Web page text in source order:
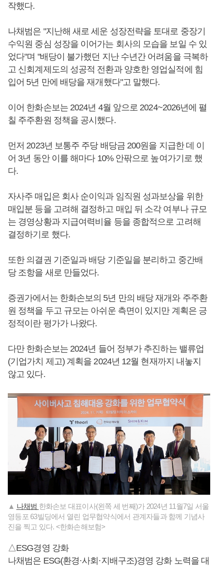
작했다.
나채범은 "지난해 새로 세운 성장전략을 토대로 중장기
수익원 중심 성장을 이어가는 회사의 모습을 보일 수 있
었다"며 "배당이 불가했던 지난 수년간 어려움을 극복하
고 신회계제도의 성공적 전환과 양호한 영업실적에 힘
입어 5년 만에 배당을 재개했다"고 말했다.
이어 한화손보는 2024년 4월 앞으로 2024~2026년에 펼
칠 주주환원 정책을 공시했다.
먼저 2023년 보통주 주당 배당금 200원을 지급한 데 이
어 3년 동안 이를 해마다 10% 안팎으로 높여가기로 했
다.
자사주 매입은 회사 순이익과 임직원 성과보상을 위한
매입분 등을 고려해 결정하고 매입 뒤 소각 여부나 규모
는 경영상황과 지급여력비율 등을 종합적으로 고려해
결정하기로 했다.
또한 의결권 기준일과 배당 기준일을 분리하고 중간배
당 조항을 새로 만들었다.
증권가에서는 한화손보의 5년 만의 배당 재개와 주주환
원 정책을 두고 규모는 아쉬운 측면이 있지만 계획은 긍
정적이란 평가가 나왔다.
다만 한화손보는 2024년 들어 정부가 추진하는 밸류업
(기업가치 제고) 계획을 2024년 12월 현재까지 내놓지
않고 있다.
▲ 나채범 한화손보 대표이사(왼쪽 세 번째)가 2024년 11월7일 서울
영등포 63빌딩에서 열린 업무협약식에서 관계자들과 함께 기념사
진을 찍고 있다. <한화손해보험>
△ESG경영 강화
나채범은 ESG(환경·사회·지배구조)경영 강화 노력을 대